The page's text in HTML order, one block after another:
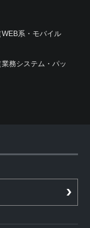
系・モバイル
務システム・パッ